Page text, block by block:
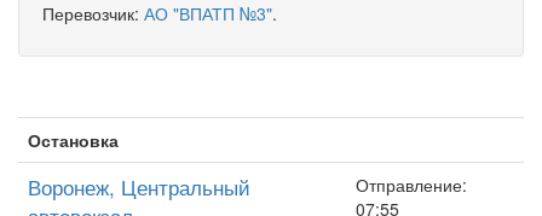
Перевозчик: АО "ВПАТП №3".
Остановка
Воронеж, Центральный
Отправление:
07:55